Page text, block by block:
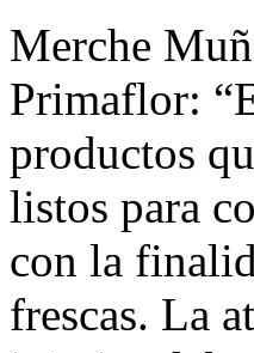
Merche
Primaflor:
productos
listos para
con la
frescas. La